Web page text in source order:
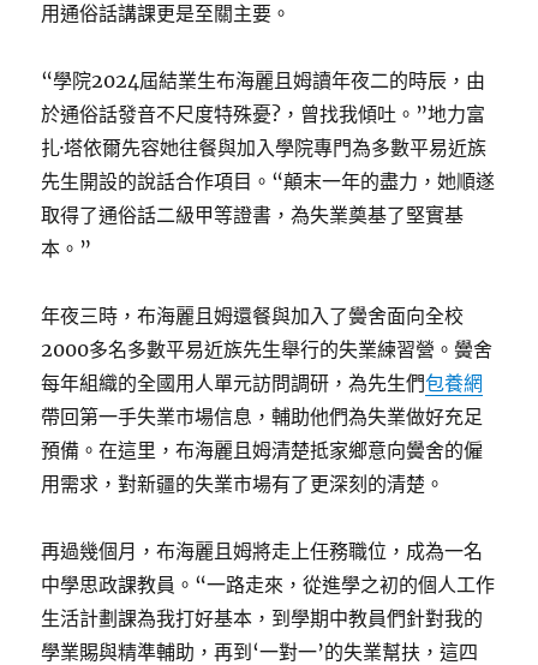
用通俗話講課更是至關主要。
“學院2024屆結業生布海麗且姆讀年夜二的時辰，由
於通俗話發音不尺度特殊憂?，曾找我傾吐。”地力富
扎·塔依爾先容她往餐與加入學院專門為多數平易近族
先生開設的說話合作項目。“顛末一年的盡力，她順遂
取得了通俗話二級甲等證書，為失業奠基了堅實基
本。”
年夜三時，布海麗且姆還餐與加入了黌舍面向全校
2000多名多數平易近族先生舉行的失業練習營。黌舍
每年組織的全國用人單元訪問調研，為先生們包養網
帶回第一手失業市場信息，輔助他們為失業做好充足
預備。在這里，布海麗且姆清楚抵家鄉意向黌舍的僱
用需求，對新疆的失業市場有了更深刻的清楚。
再過幾個月，布海麗且姆將走上任務職位，成為一名
中學思政課教員。“一路走來，從進學之初的個人工作
生活計劃課為我打好基本，到學期中教員們針對我的
學業賜與精準輔助，再到‘一對一’的失業幫扶，這四